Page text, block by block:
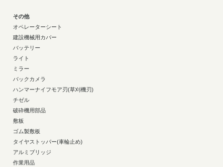
その他
オペレーターシート
建設機械用カバー
バッテリー
ライト
ミラー
バックカメラ
ハンマーナイフモア刃(草刈機刃)
チゼル
破砕機用部品
敷板
ゴム製敷板
タイヤストッパー(車輪止め)
アルミブリッジ
作業用品